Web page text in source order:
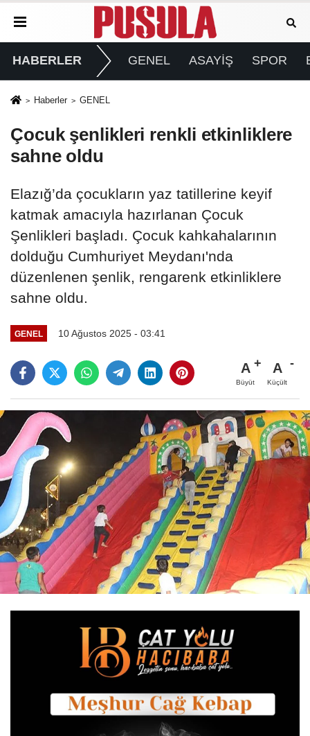
HABERLER GENEL ASAYİŞ SPOR
Haberler GENEL
Çocuk şenlikleri renkli etkinliklere
sahne oldu
Elazığ’da çocukların yaz tatillerine keyif
katmak amacıyla hazırlanan Çocuk
Şenlikleri başladı. Çocuk kahkahalarının
dolduğu Cumhuriyet Meydanı'nda
düzenlenen şenlik, rengarenk etkinliklere
sahne oldu.
GENEL 10 Ağustos 2025 - 03:41
A
Büyüt
A
Küçült